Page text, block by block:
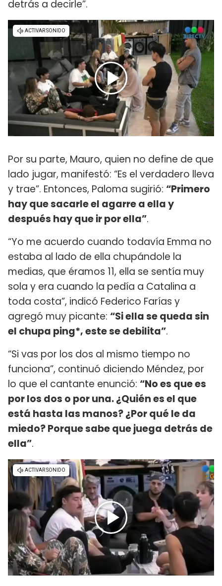
detrás a decirle”.
Por su parte, Mauro, quien no define de que
lado jugar, manifestó: “Es el verdadero lleva
y trae”. Entonces, Paloma sugirió: “Primero
hay que sacarle el agarre a ella y
después hay que ir por ella”.
“Yo me acuerdo cuando todavía Emma no
estaba al lado de ella chupándole la
medias, que éramos 11, ella se sentía muy
sola y era cuando la pedía a Catalina a
toda costa”, indicó Federico Farías y
agregó muy picante: “Si ella se queda sin
el chupa ping*, este se debilita”.
“Si vas por los dos al mismo tiempo no
funciona”, continuó diciendo Méndez, por
lo que el cantante enunció: “No es que es
por los dos o por una. ¿Quién es el que
está hasta las manos? ¿Por qué le da
miedo? Porque sabe que juega detrás de
ella”.